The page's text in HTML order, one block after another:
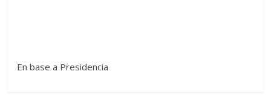
En base a Presidencia